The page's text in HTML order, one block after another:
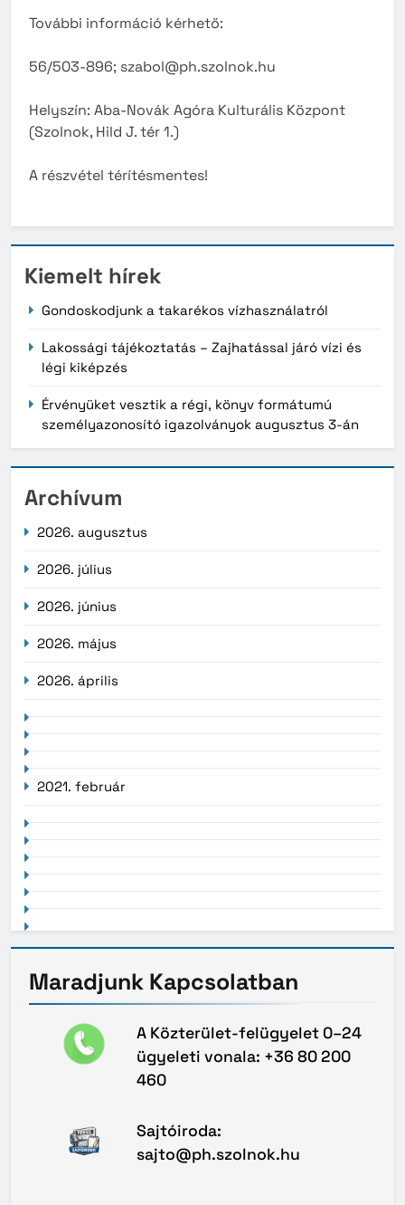
További információ kérhető:
56/503-896; szabol@ph.szolnok.hu
Helyszín: Aba-Novák Agóra Kulturális Központ
(Szolnok, Hild J. tér 1.)
A részvétel térítésmentes!
Kiemelt hírek
Gondoskodjunk a takarékos vízhasználatról
Lakossági tájékoztatás – Zajhatással járó vízi és
légi kiképzés
Érvényüket vesztik a régi, könyv formátumú
személyazonosító igazolványok augusztus 3-án
Archívum
2026. augusztus
2026. július
2026. június
2026. május
2026. április
2021. február
Maradjunk Kapcsolatban
A Közterület-felügyelet 0–24
ügyeleti vonala: +36 80 200
460
Sajtóiroda:
sajto@ph.szolnok.hu